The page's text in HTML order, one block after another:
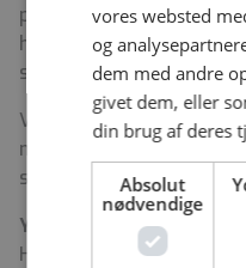
patientinddragelse og
har fokus på at skabe
sparring.
Vi ser frem til at
motivation ansøgning
samt et CV opdelt efter
Yderligere oplysninger
Helene Hvidman tlf.
vores websted
og
dem med andre
givet dem, eller
din brug af deres
Absolut
nødvendige